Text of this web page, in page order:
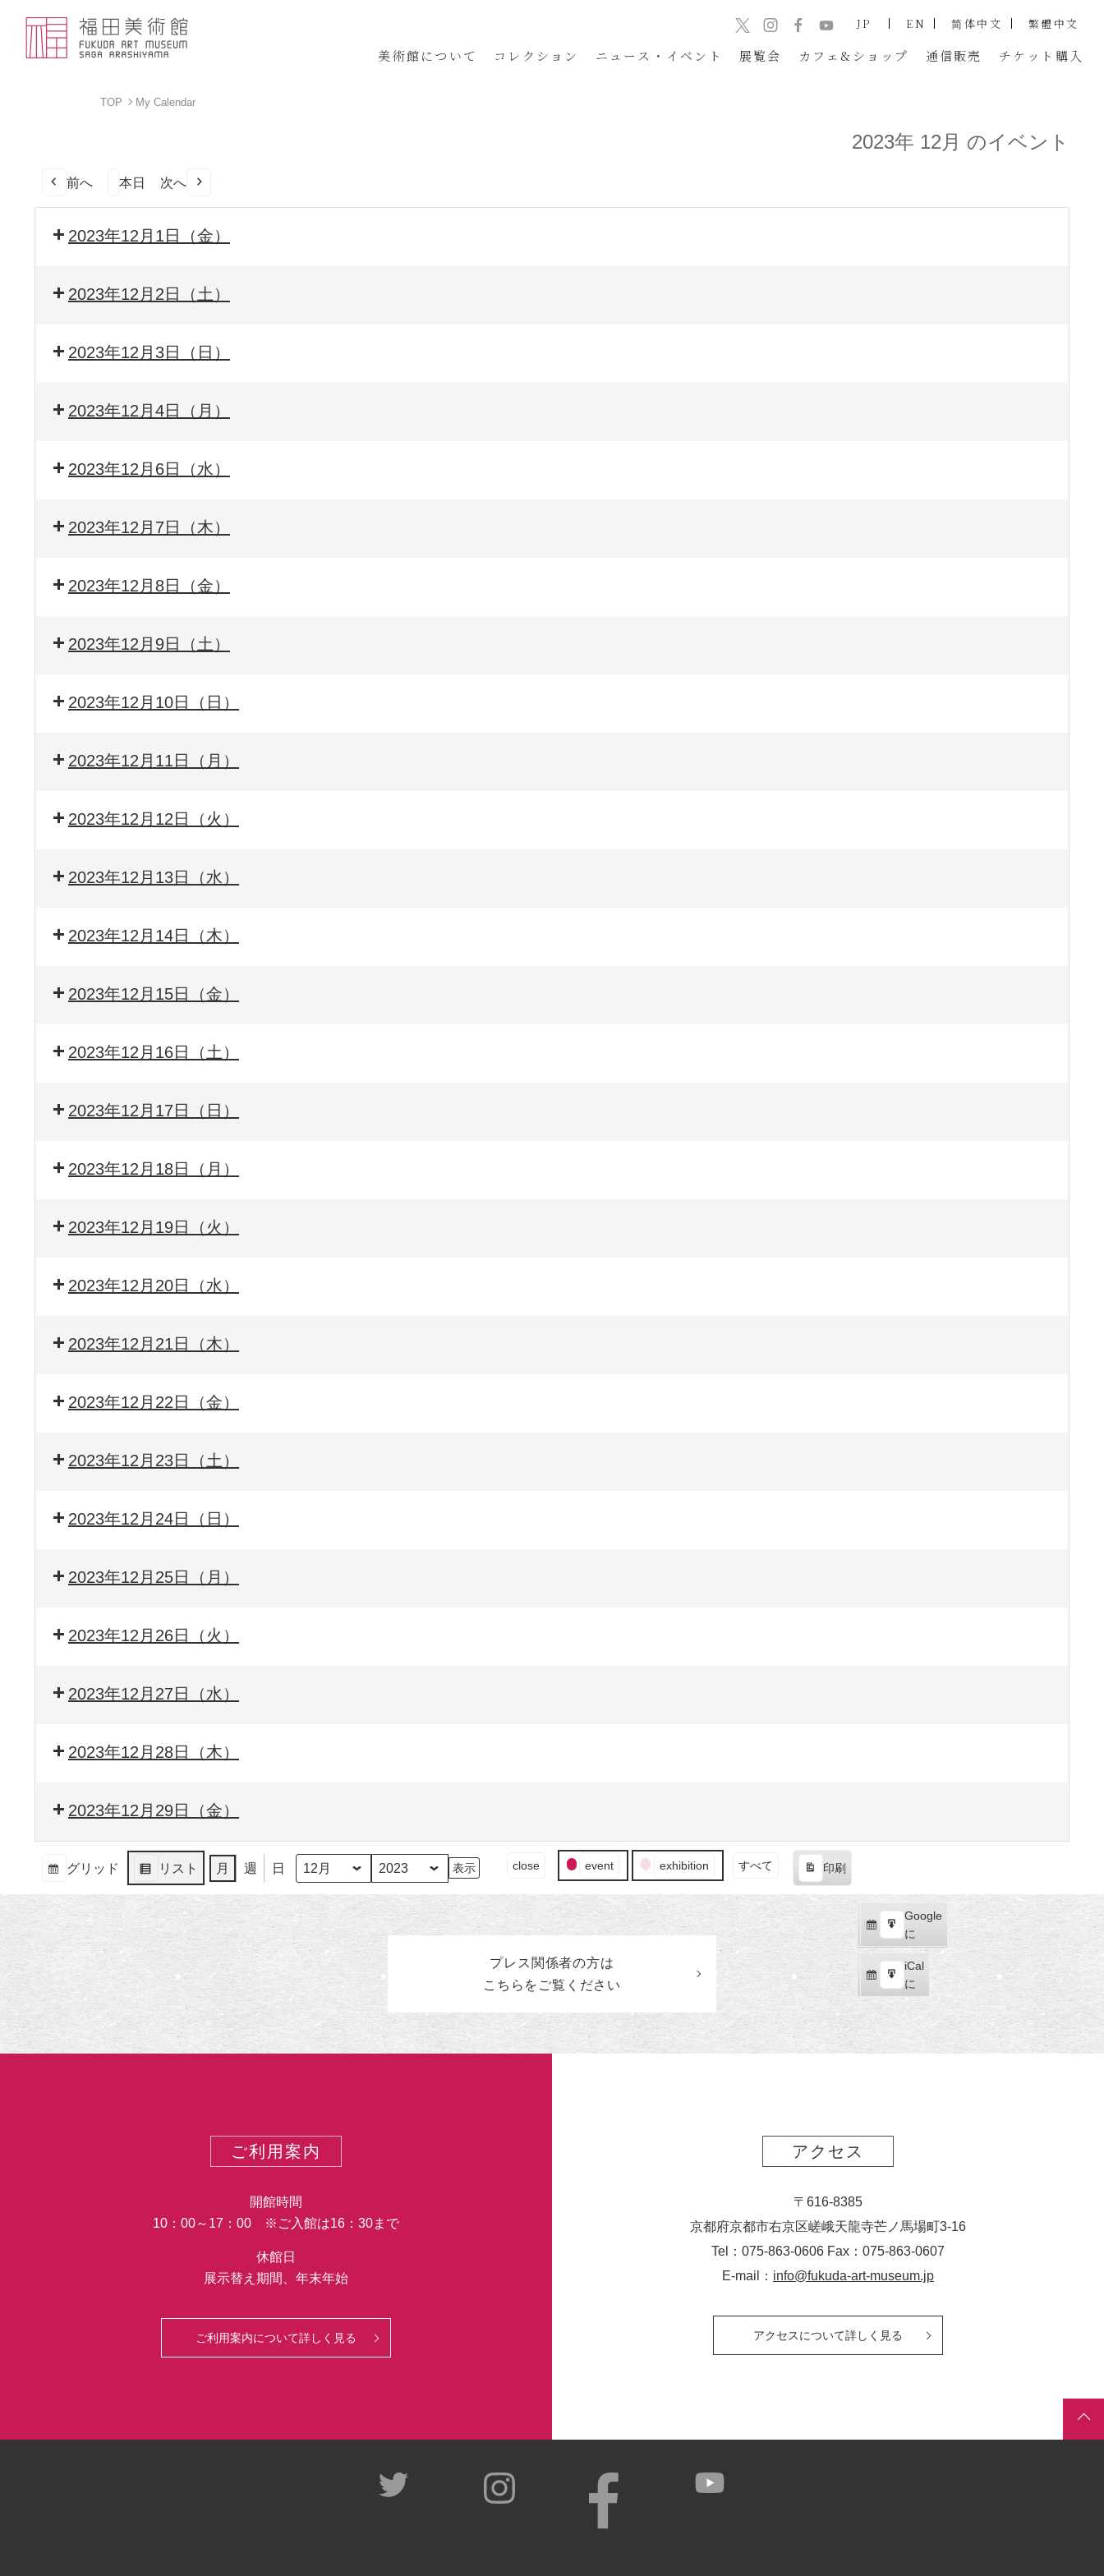
美術館について コレクション ニュース・イベント 展覧会 カフェ&ショップ 通信販売 チケット 購入
JP EN 简体中文 繁體中文
TOP My Calendar
2023年 12月 のイベント
前へ 本日 次へ
2023年12月1日（金）
2023年12月2日（土）
2023年12月3日（日）
2023年12月4日（月）
2023年12月6日（水）
2023年12月7日（木）
2023年12月8日（金）
2023年12月9日（土）
2023年12月10日（日）
2023年12月11日（月）
2023年12月12日（火）
2023年12月13日（水）
2023年12月14日（木）
2023年12月15日（金）
2023年12月16日（土）
2023年12月17日（日）
2023年12月18日（月）
2023年12月19日（火）
2023年12月20日（水）
2023年12月21日（木）
2023年12月22日（金）
2023年12月23日（土）
2023年12月24日（日）
2023年12月25日（月）
2023年12月26日（火）
2023年12月27日（水）
2023年12月28日（木）
2023年12月29日（金）
グリッド
表
示
リスト
表
示
月 週 日
月
年
ン
ト
テ
ゴ
ー
close event exhibition すべて 印刷
Google
で
購
読
iCal
で
購
Google
に
エ
ク
ス
ポ
ー
ト
iCal
に
エ
ポ
ー
プレス関係者の方は
こちらをご覧ください
ご利用案内
開館時間
10：00～17：00 ※ご入館は16：30まで
休館日
展示替え期間、年末年始
ご利用案内について詳しく見る
アクセス
〒616-8385
京都府京都市右京区嵯峨天龍寺芒ノ馬場町3-16
Tel：075-863-0606 Fax：075-863-0607
E-mail： info@fukuda-art-museum.jp
アクセスについて詳しく見る